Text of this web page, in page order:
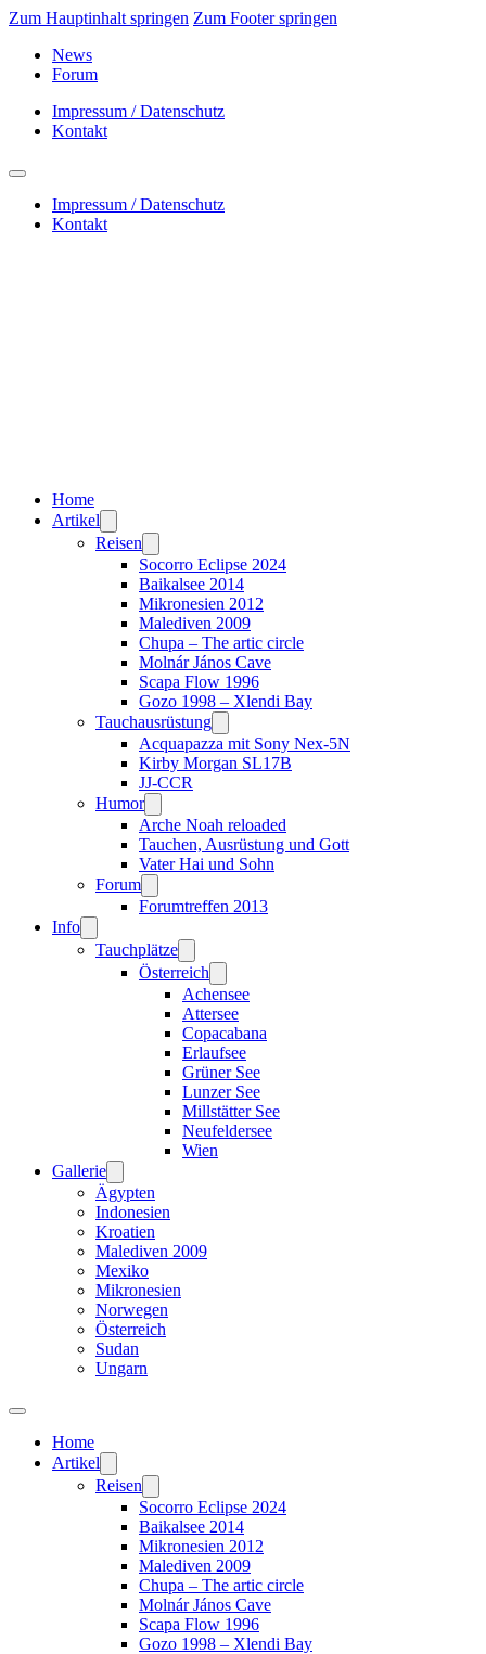
Zum Hauptinhalt springen Zum Footer springen
News
Forum
Impressum / Datenschutz
Kontakt
Impressum / Datenschutz
Kontakt
Home
Artikel
Reisen
Socorro Eclipse 2024
Baikalsee 2014
Mikronesien 2012
Malediven 2009
Chupa – The artic circle
Molnár János Cave
Scapa Flow 1996
Gozo 1998 – Xlendi Bay
Tauchausrüstung
Acquapazza mit Sony Nex-5N
Kirby Morgan SL17B
JJ-CCR
Humor
Arche Noah reloaded
Tauchen, Ausrüstung und Gott
Vater Hai und Sohn
Forum
Forumtreffen 2013
Info
Tauchplätze
Österreich
Achensee
Attersee
Copacabana
Erlaufsee
Grüner See
Lunzer See
Millstätter See
Neufeldersee
Wien
Gallerie
Ägypten
Indonesien
Kroatien
Malediven 2009
Mexiko
Mikronesien
Norwegen
Österreich
Sudan
Ungarn
Home
Artikel
Reisen
Socorro Eclipse 2024
Baikalsee 2014
Mikronesien 2012
Malediven 2009
Chupa – The artic circle
Molnár János Cave
Scapa Flow 1996
Gozo 1998 – Xlendi Bay